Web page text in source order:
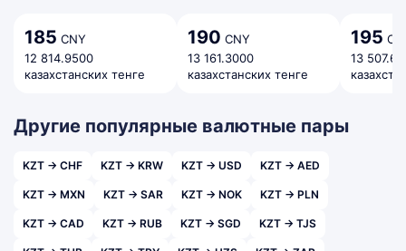
185 CNY
12 814.9500
казахстанских тенге
190 CNY
13 161.3000
казахстанских тенге
195
13
Другие популярные валютные пары
KZT → CHF KZT → KRW KZT → USD KZT → AED
KZT → MXN KZT → SAR KZT → NOK KZT → PLN
KZT → CAD KZT → RUB KZT → SGD KZT → TJS